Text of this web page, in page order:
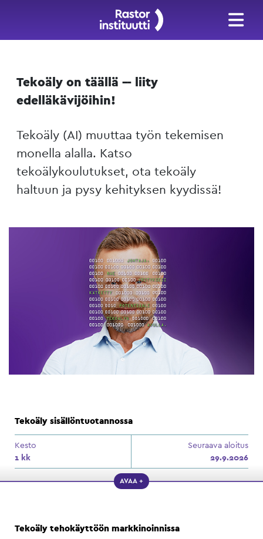
Tekoäly on täällä –- liity
edelläkävijöihin!
Tekoäly (AI) muuttaa työn tekemisen
monella alalla. Katso
tekoälykoulutukset, ota tekoäly
haltuun ja pysy kehityksen kyydissä!
Tekoäly sisällöntuotannossa
Kesto
1 kk
Seuraava aloitus
29.9.2026
AVAA +
Tekoäly tehokäyttöön markkinoinnissa